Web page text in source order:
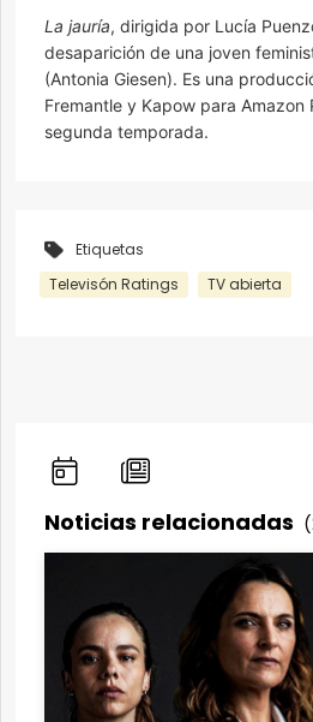
La jauría, dirigida por Lucía
desaparición de una joven
(Antonia Giesen). Es una
Fremantle y Kapow para Amazon
segunda temporada.
Etiquetas
Televisón Ratings
TV abierta
Noticias relacionadas